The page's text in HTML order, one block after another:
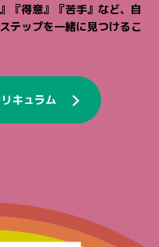
『得意』『苦手』など、自
テップを一緒に見つけるこ
キュラム